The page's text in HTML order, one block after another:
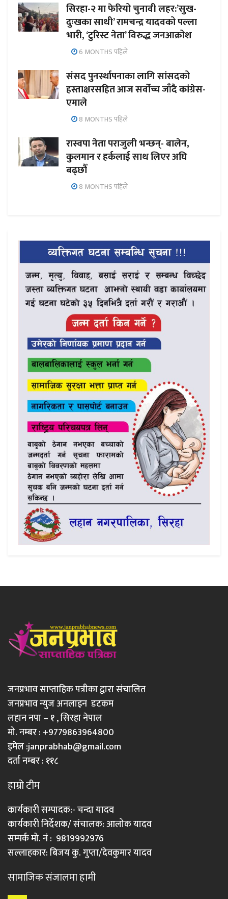
सिरहा-२ मा फेरियो चुनावी लहर:’सुख-
दुःखका साथी’ रामचन्द्र यादवको पल्ला
भारी, ‘टुरिस्ट नेता’ विरुद्ध जनआक्रोश
6 MONTHS पहिले
संसद पुनर्स्थापनाका लागि सांसदको
हस्ताक्षरसहित आज सर्वोच्च जाँदै कांग्रेस-
एमाले
8 MONTHS पहिले
रास्वपा नेता पराजुली भन्छन्- बालेन,
कुलमान र हर्कलाई साथ लिएर अघि
बढ्छौँ
8 MONTHS पहिले
जनप्रभाव साप्ताहिक पत्रीका द्वारा संचालित
जनप्रभाव न्युज अनलाइन डटकम
लहान नपा – १ , सिरहा नेपाल
मो. नम्बर : +9779863964800
इमेल :janprabhab@gmail.com
दर्ता नम्बर : ११८
हाम्रो टीम
कार्यकारी सम्पादक:- चन्दा यादव
कार्यकारी निर्देशक/ संचालक: आलोक यादव
सम्पर्क मो. नं : 9819992976
सल्लाहकार: बिजय कु. गुप्ता/देवकुमार यादव
सामाजिक संजालमा हामी